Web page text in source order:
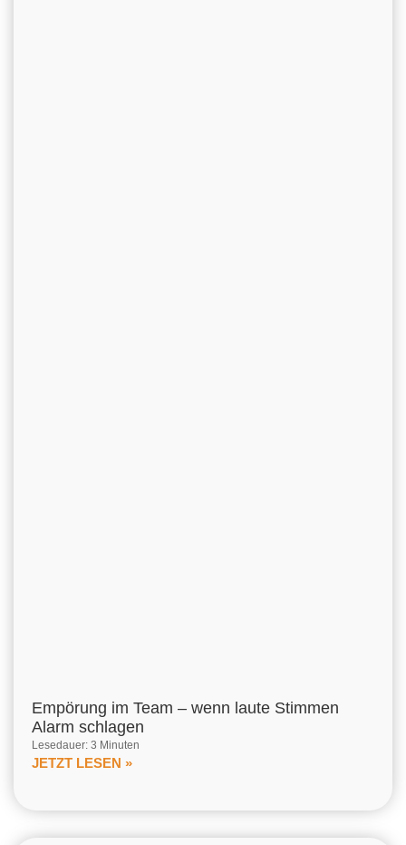
Empörung im Team – wenn laute Stimmen
Alarm schlagen
Lesedauer: 3 Minuten
JETZT LESEN »